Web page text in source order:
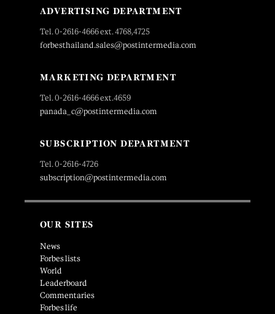
ADVERTISING DEPARTMENT
Tel. 0-2616-4666 ext. 4768,4725
forbesthailand.sales@postintermedia.com
MARKETING DEPARTMENT
Tel. 0-2616-4666 ext.4659
panada_c@postintermedia.com
SUBSCRIPTION DEPARTMENT
Tel. 0-2616-4726
subscription@postintermedia.com
OUR SITES
News
Forbes lists
World
Leaderboard
Commentaries
Forbes life